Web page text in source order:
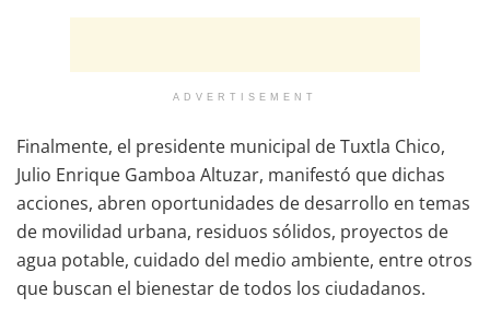
ADVERTISEMENT
Finalmente, el presidente municipal de Tuxtla Chico,
Julio Enrique Gamboa Altuzar, manifestó que dichas
acciones, abren oportunidades de desarrollo en temas
de movilidad urbana, residuos sólidos, proyectos de
agua potable, cuidado del medio ambiente, entre otros
que buscan el bienestar de todos los ciudadanos.